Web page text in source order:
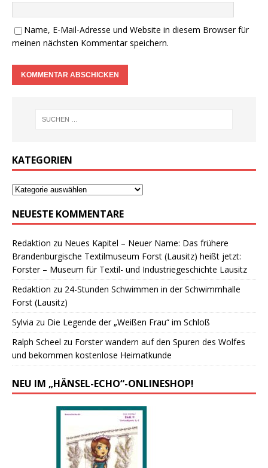
Name, E-Mail-Adresse und Website in diesem Browser für
meinen nächsten Kommentar speichern.
KATEGORIEN
NEUESTE KOMMENTARE
Redaktion zu Neues Kapitel – Neuer Name: Das frühere
Brandenburgische Textilmuseum Forst (Lausitz) heißt jetzt:
Forster – Museum für Textil- und Industriegeschichte Lausitz
Redaktion zu 24-Stunden Schwimmen in der Schwimmhalle
Forst (Lausitz)
Sylvia zu Die Legende der „Weißen Frau“ im Schloß
Ralph Scheel zu Forster wandern auf den Spuren des Wolfes
und bekommen kostenlose Heimatkunde
NEU IM „HÄNSEL-ECHO“-ONLINESHOP!